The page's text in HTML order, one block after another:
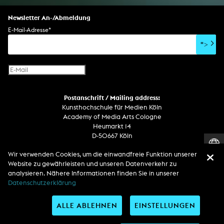
Setdesign
Soundtrack
Kunst am Bau
Album
Soundeffekte
Computerspiel
Benutzerinterface
Virtual Reality
Internet-Fernsehen
Computergrafik
Computerinstallation
Drehbuch
Buchprojekt
Text
Newsletter An-/Abmeldung
E-Mail-Adresse*
">
Postanschrift / Mailing address:
Kunsthochschule für Medien Köln
Academy of Media Arts Cologne
Heumarkt 14
D-50667 Köln
Telefon
Zentrale / Empfang +49 221 201 89 - 0 / - 400
Wachdienst / Security guard +49 151 186 863 40 (19 Uhr bis 6 Uhr)
Entdecken Sie uns auf
Wir verwenden Cookies, um die einwandfreie Funktion unserer
Website zu gewährleisten und unseren Datenverkehr zu
analysieren. Nähere Informationen finden Sie in unserer
Datenschutzerklärung
EINSTELLUNGEN
ALLE ABLEHNEN